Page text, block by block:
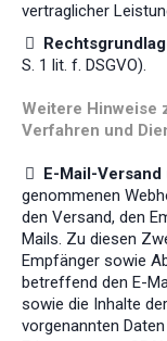
vertraglicher
S. 1 lit. f. DSGVO).
Weitere Hinweise
Verfahren und
E-Mail-
genommenen
den Versand, den
Mails. Zu diesen
Empfänger sowie
betreffend den E-
sowie die Inhalte
vorgenannten